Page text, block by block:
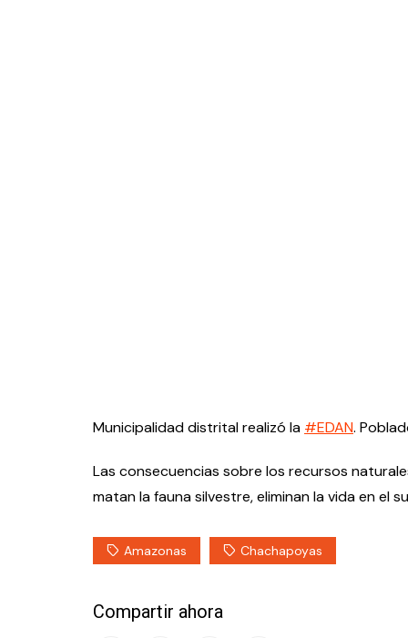
Municipalidad distrital realizó la #EDAN.
Las consecuencias sobre los recursos
matan la fauna silvestre, eliminan la vida en el
Amazonas Chachapoyas
Compartir ahora